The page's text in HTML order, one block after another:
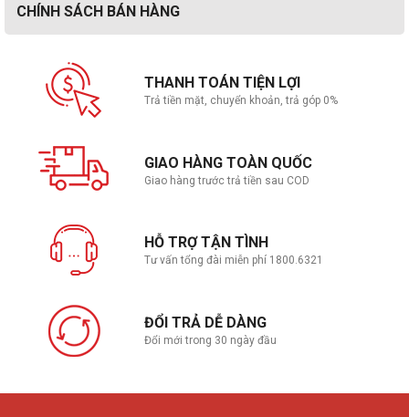
CHÍNH SÁCH BÁN HÀNG
THANH TOÁN TIỆN LỢI
Trả tiền mặt, chuyển khoản, trả góp 0%
GIAO HÀNG TOÀN QUỐC
Giao hàng trước trả tiền sau COD
HỖ TRỢ TẬN TÌNH
Tư vấn tổng đài miễn phí 1800.6321
ĐỔI TRẢ DỄ DÀNG
Đổi mới trong 30 ngày đầu